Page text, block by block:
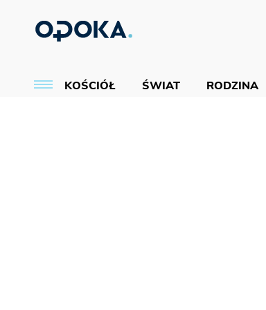
KOŚCIÓŁ ŚWIAT RODZINA